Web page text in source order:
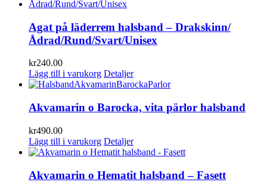
Agat på läderrem halsband – Drakskinn/
Ådrad/Rund/Svart/Unisex
kr240.00
Lägg till i varukorg Detaljer
Akvamarin o Barocka, vita pärlor halsband
kr490.00
Lägg till i varukorg Detaljer
Akvamarin o Hematit halsband – Fasett